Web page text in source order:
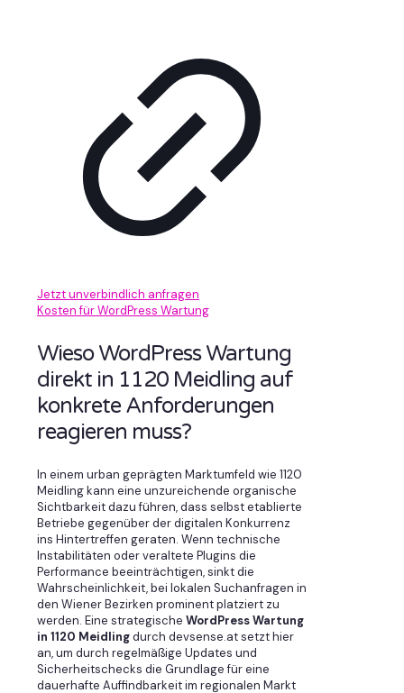
Jetzt unverbindlich anfragen
Kosten für WordPress Wartung
Wieso WordPress Wartung
direkt in 1120 Meidling auf
konkrete Anforderungen
reagieren muss?
In einem urban geprägten Marktumfeld wie 1120
Meidling kann eine unzureichende organische
Sichtbarkeit dazu führen, dass selbst etablierte
Betriebe gegenüber der digitalen Konkurrenz
ins Hintertreffen geraten. Wenn technische
Instabilitäten oder veraltete Plugins die
Performance beeinträchtigen, sinkt die
Wahrscheinlichkeit, bei lokalen Suchanfragen in
den Wiener Bezirken prominent platziert zu
werden. Eine strategische WordPress Wartung
in 1120 Meidlingdurch devsense.at setzt hier
an, um durch regelmäßige Updates und
Sicherheitschecks die Grundlage für eine
dauerhafte Auffindbarkeit im regionalen Markt